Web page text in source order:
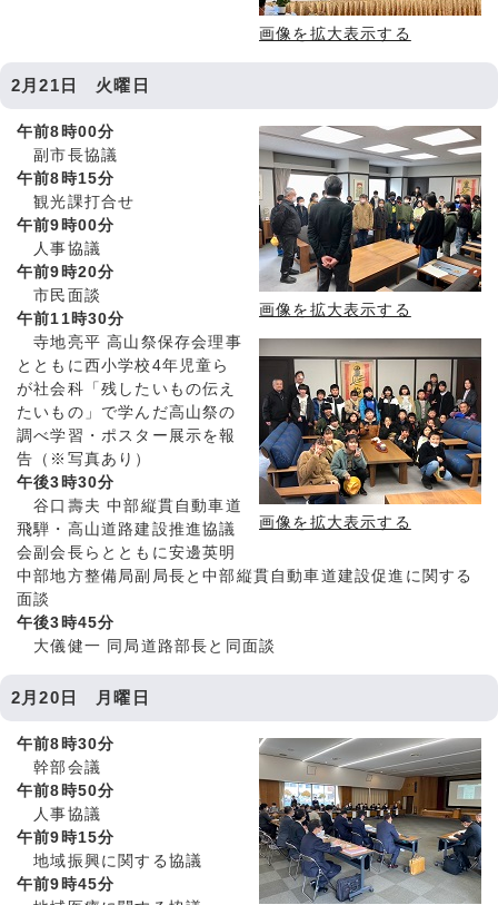
画像を拡大表示する
2月21日 火曜日
画像を拡大表示する
画像を拡大表示する
午前8時00分
副市長協議
午前8時15分
観光課打合せ
午前9時00分
人事協議
午前9時20分
市民面談
午前11時30分
寺地亮平 高山祭保存会理事
とともに西小学校4年児童ら
が社会科「残したいもの伝え
たいもの」で学んだ高山祭の
調べ学習・ポスター展示を報
告（※写真あり）
午後3時30分
谷口壽夫 中部縦貫自動車道
飛騨・高山道路建設推進協議
会副会長らとともに安邊英明
中部地方整備局副局長と中部縦貫自動車道建設促進に関する
面談
午後3時45分
大儀健一 同局道路部長と同面談
2月20日 月曜日
午前8時30分
幹部会議
午前8時50分
人事協議
午前9時15分
地域振興に関する協議
午前9時45分